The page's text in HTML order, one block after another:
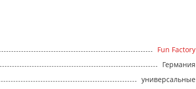
Fun Factory
Германия
универсальные